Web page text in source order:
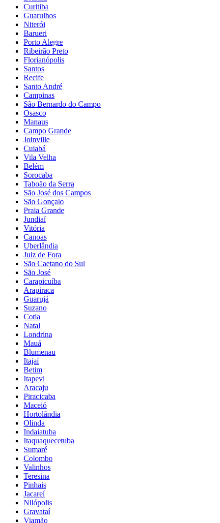
Curitiba
Guarulhos
Niterói
Barueri
Porto Alegre
Ribeirão Preto
Florianópolis
Santos
Recife
Santo André
Campinas
São Bernardo do Campo
Osasco
Manaus
Campo Grande
Joinville
Cuiabá
Vila Velha
Belém
Sorocaba
Taboão da Serra
São José dos Campos
São Gonçalo
Praia Grande
Jundiaí
Vitória
Canoas
Uberlândia
Juiz de Fora
São Caetano do Sul
São José
Carapicuíba
Arapiraca
Guarujá
Suzano
Cotia
Natal
Londrina
Mauá
Blumenau
Itajaí
Betim
Itapevi
Aracaju
Piracicaba
Maceió
Hortolândia
Olinda
Indaiatuba
Itaquaquecetuba
Sumaré
Colombo
Valinhos
Teresina
Pinhais
Jacareí
Nilópolis
Gravataí
Viamão